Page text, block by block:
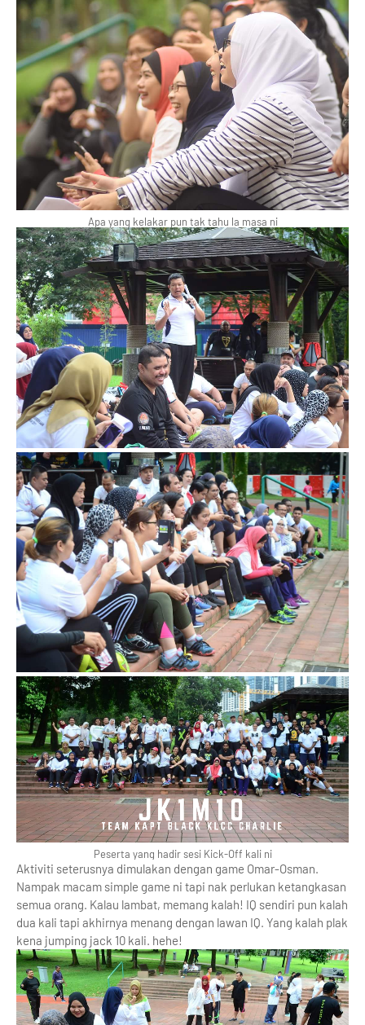
Apa yang kelakar pun tak tahu la masa ni
Peserta yang hadir sesi Kick-Off kali ni
Aktiviti seterusnya dimulakan dengan game Omar-Osman.
Nampak macam simple game ni tapi nak perlukan ketangkasan
semua orang. Kalau lambat, memang kalah! IQ sendiri pun kalah
dua kali tapi akhirnya menang dengan lawan IQ. Yang kalah plak
kena jumping jack 10 kali. hehe!